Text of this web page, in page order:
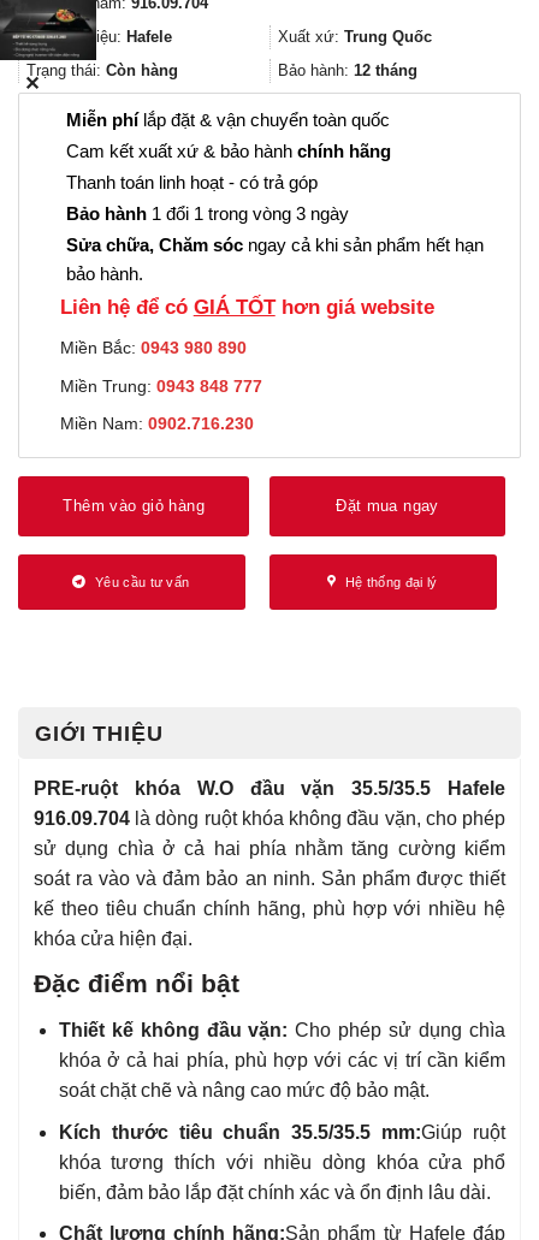
1.328.000₫.
là:
996.000₫.
Thương hiệu: Hafele Xuất xứ: Trung Quốc
Trạng thái: Còn hàng Bảo hành: 12 tháng
Miễn phílắp đặt & vận chuyển toàn quốc
Cam kết xuất xứ & bảo hành chính hãng
Thanh toán linh hoạt - có trả góp
Bảo hành 1 đổi 1 trong vòng 3 ngày
Sửa chữa, Chăm sóc ngay cả khi sản phẩm hết hạn
bảo hành.
Liên hệ để có GIÁ TỐThơn giá website
Miền Bắc: 0943 980 890
Miền Trung: 0943 848 777
Miền Nam: 0902.716.230
Thêm vào giỏ hàng Đặt mua ngay
Yêu cầu tư vấn Hệ thống đại lý
GIỚI THIỆU
PRE-ruột khóa W.O đầu vặn 35.5/35.5 Hafele
916.09.704 là dòng ruột khóa không đầu vặn, cho phép
sử dụng chìa ở cả hai phía nhằm tăng cường kiểm
soát ra vào và đảm bảo an ninh. Sản phẩm được thiết
kế theo tiêu chuẩn chính hãng, phù hợp với nhiều hệ
khóa cửa hiện đại.
Đặc điểm nổi bật
Thiết kế không đầu vặn: Cho phép sử dụng chìa
khóa ở cả hai phía, phù hợp với các vị trí cần kiểm
soát chặt chẽ và nâng cao mức độ bảo mật.
Kích thước tiêu chuẩn 35.5/35.5 mm:Giúp ruột
khóa tương thích với nhiều dòng khóa cửa phổ
biến, đảm bảo lắp đặt chính xác và ổn định lâu dài.
Chất lượng chính hãng:Sản phẩm từ Hafele đáp
✕